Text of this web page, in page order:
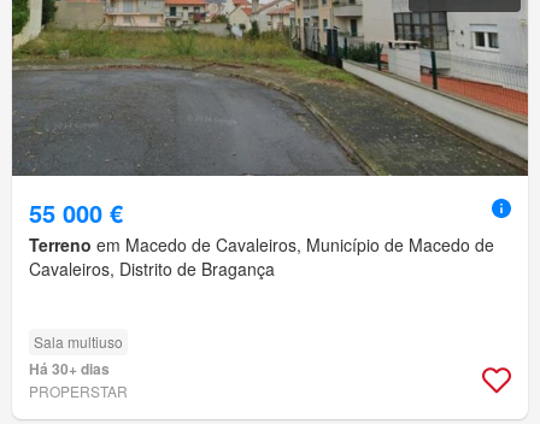
55 000 €
Terreno em Macedo de Cavaleiros, Município de Macedo de
Cavaleiros, Distrito de Bragança
Sala multiuso
Há 30+ dias
PROPERSTAR